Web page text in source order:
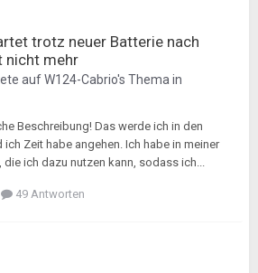
trotz neuer Batterie nach
nicht mehr
aufW124-Cabrio's Thema in
Beschreibung! Das werde ich in den
Zeit habe angehen. Ich habe in meiner
die ich dazu nutzen kann, sodass ich...
49 Antworten